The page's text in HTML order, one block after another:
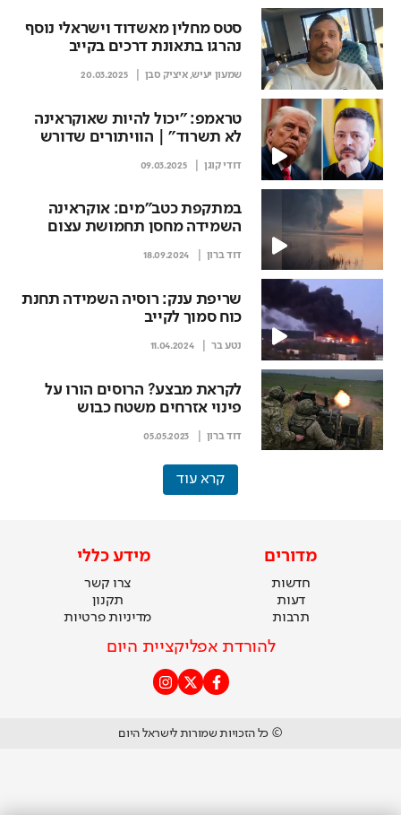
סטס מחלין מאשדוד וישראלי נוסף
נהרגו בתאונת דרכים בקייב
שמעון יעיש,איציק סבן 20.03.2025
טראמפ: "יכול להיות שאוקראינה
לא תשרוד" | הוויתורים שדורש
דודי קוגן 09.03.2025
במתקפת כטב"מים: אוקראינה
השמידה מחסן תחמושת עצום
דוד ברון 18.09.2024
שריפת ענק: רוסיה השמידה תחנת
כוח סמוך לקייב
נטע בר 11.04.2024
לקראת מבצע? הרוסים הורו על
פינוי אזרחים משטח כבוש
דוד ברון 05.05.2023
קרא עוד
מדורים
חדשות
דעות
תרבות
מידע כללי
צרו קשר
תקנון
מדיניות פרטיות
להורדת אפליקציית היום
© כל הזכויות שמורות לישראל היום